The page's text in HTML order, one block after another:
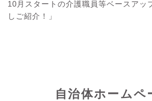
10月スタートの介護職員等ベースアッ
しご紹介！」
自治体ホームペ